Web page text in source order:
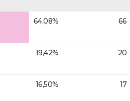
64,08% 66
19,42% 20
16,50% 17